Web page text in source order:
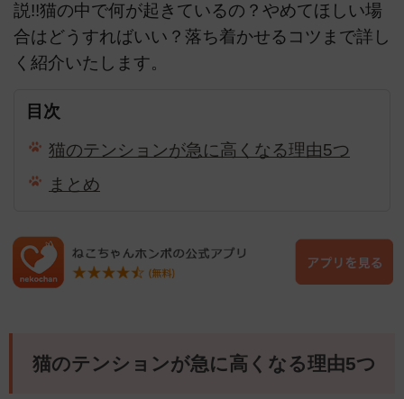
説!!猫の中で何が起きているの？やめてほしい場
合はどうすればいい？落ち着かせるコツまで詳し
く紹介いたします。
目次
猫のテンションが急に高くなる理由5つ
まとめ
猫のテンションが急に高くなる理由5つ